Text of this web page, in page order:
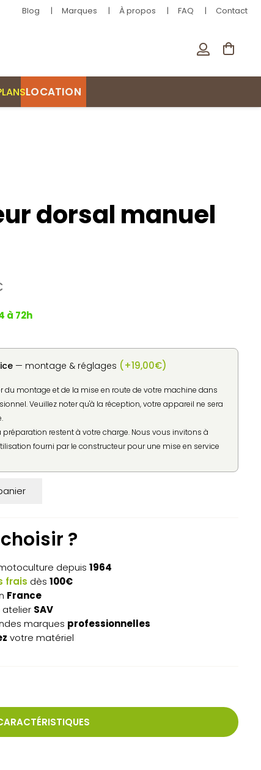
Blog Marques À propos FAQ Contact
LOCATION
dorsal manuel
à 72h
— montage & réglages (+19,00€)
du montage et de la mise en route de votre machine dans
Veuillez noter qu'à la réception, votre appareil ne sera
restent à votre charge. Nous vous invitons à
fourni par le constructeur pour une mise en service
?
depuis 1964
frais dès 100€
France
atelier SAV
marques professionnelles
votre matériel